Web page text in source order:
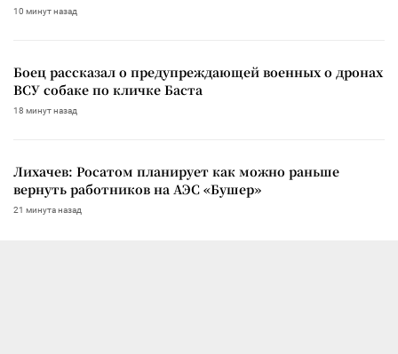
10 минут назад
Боец рассказал о предупреждающей военных о дронах
ВСУ собаке по кличке Баста
18 минут назад
Лихачев: Росатом планирует как можно раньше
вернуть работников на АЭС «Бушер»
21 минута назад